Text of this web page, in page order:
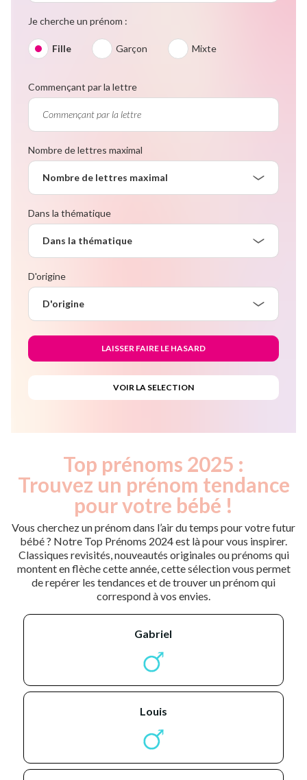
Je cherche un prénom :
Fille Garçon Mixte
Commençant par la lettre
Nombre de lettres maximal
Nombre de lettres maximal
Dans la thématique
Dans la thématique
D'origine
D'origine
Top prénoms 2025 :
Trouvez un prénom tendance
pour votre bébé !
Vous cherchez un prénom dans l’air du temps pour votre futur
bébé ? Notre Top Prénoms 2024 est là pour vous inspirer.
Classiques revisités, nouveautés originales ou prénoms qui
montent en flèche cette année, cette sélection vous permet
de repérer les tendances et de trouver un prénom qui
correspond à vos envies.
gabriel
louis